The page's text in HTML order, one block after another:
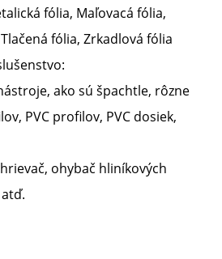
fólia, Maľovacá fólia,
fólia, Zrkadlová fólia
ako sú špachtle, rôzne
PVC profilov, PVC dosiek,
ohybač hliníkových